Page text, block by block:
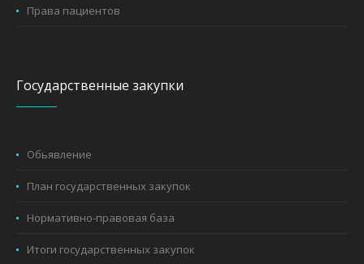
Права пациентов
Государственные закупки
Обьявление
План государственных закупок
Нормативно-правовая база
Итоги государственных закупок